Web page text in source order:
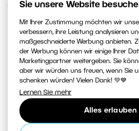
Sie unsere Website
Mit Ihrer Zustimmung möchten wir
verbessern, ihre Leistung analysieren
maßgeschneiderte Werbung anbieten.
der Werbung können wir einige Ihrer
Marketingpartner weitergeben. Sie
aber wir würden uns freuen, wenn Sie
schenken würden! Vielen Dank! 💚💙
Lernen Sie mehr
Alles erlauben
sehen Sie den zu zahlenden